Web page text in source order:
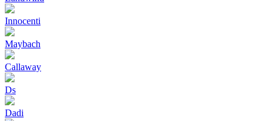
Innocenti
Maybach
Callaway
Ds
Dadi